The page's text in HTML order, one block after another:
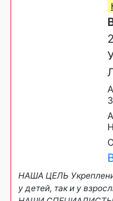
НАША ЦЕЛЬ
у детей, так и у